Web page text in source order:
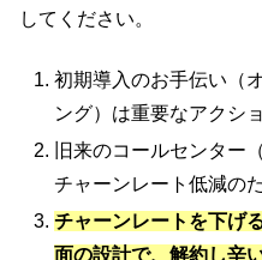
してください。
初期導入のお手伝い（
ング）は重要なアクシ
旧来のコールセンター
チャーンレート低減の
チャーンレートを下げ
面の設計で、解約し辛